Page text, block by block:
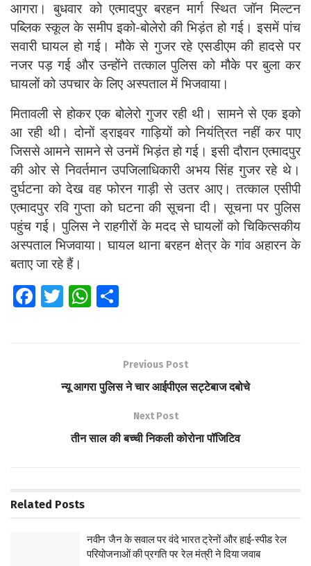
आगरा। बुधवार को एत्मादपुर बरहन मार्ग स्थित जॉन मिल्टन
पब्लिक स्कूल के समीप इको-बोलेरो की भिड़ंत हो गई। इसमें पांच
सवारी घायल हो गई। मौके से गुजर रहे एसडीएम की हादसे पर
नजर पड़ गई और उन्होंने तत्काल पुलिस को मौके पर बुला कर
घायलों को उपचार के लिए अस्पताल में भिजवाया।
मितावली से होकर एक बोलेरो गुजर रही थी। सामने से एक इको
आ रही थी। दोनों ड्राइवर गाड़ियों को नियंत्रित नहीं कर पाए
जिससे आमने सामने से उनमें भिड़ंत हो गई। इसी दौरान एत्मादपुर
की ओर से निवर्तमान उपजिलाधिकारी अभय सिंह गुजर रहे थे।
दुर्घटना को देख वह फोरन गाड़ी से उतर आए। तत्काल एसीपी
एत्मादपुर रवि गुप्ता को घटना की सूचना दी। सूचना पर पुलिस
पहुंच गई। पुलिस ने राहगीरों के मदद से घायलों को चिकित्सकीय
अस्पताल भिजवाया। घायल थाना बरहन क्षेत्र के गांव अहारन के
बताए जा रहे हैं।
Fa T
W
A
p
e
Previous Post
न्यू आगरा पुलिस ने चार आईपीएल सट्टेबाज दबोचे
Next Post
तीन साल की बच्ची निकली कोरोना पॉजिटिव
Related Posts
नवीन जैन के सवाल पर वंदे भारत ट्रेनों और हाई-स्पीड रेल
परियोजनाओं की प्रगति पर रेल मंत्री ने दिया जवाब